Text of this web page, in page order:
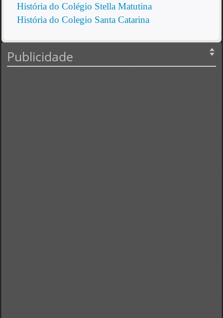
História do Colégio Stella Matutina
História do Colegio Santa Catarina
Publicidade